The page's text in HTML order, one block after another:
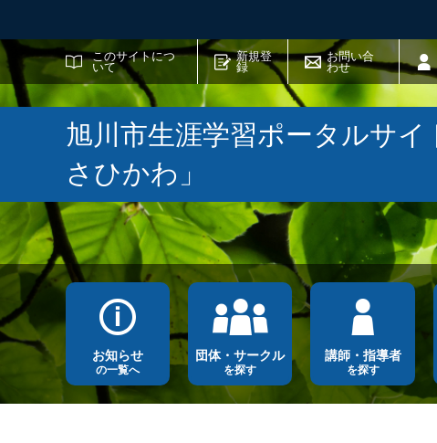
このサイトにつ
いて
新規登
録
お問い合
わせ
サイト内検索
旭川市生涯学習ポータルサ
さひかわ」
お知らせ
の一覧へ
団体・サークル
を探す
講師・指導者
を探す